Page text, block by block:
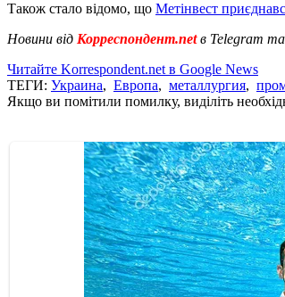
Також стало відомо, що Метінвест
Новини від Корреспондент.netв Telegram
Читайте Korrespondent.net в Google News
ТЕГИ: Украина, Европа, металлургия,
Якщо ви помітили помилку, виділіть